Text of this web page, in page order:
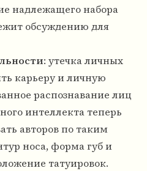
надлежащего набора
обсуждению для
: утечка личных
карьеру и личную
распознавание лиц
интеллекта теперь
авторов по таким
носа, форма губ и
татуировок.